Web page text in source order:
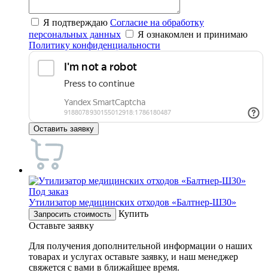
Я подтверждаю Согласие на обработку
персональных данных
Я ознакомлен и принимаю
Политику конфиденциальности
Оставить заявку
Под заказ
Утилизатор медицинских отходов «Балтнер-Ш30»
Запросить стоимость
Купить
Оставьте заявку
Для получения дополнительной информации о наших
товарах и услугах оставьте заявку, и наш менеджер
свяжется с вами в ближайшее время.